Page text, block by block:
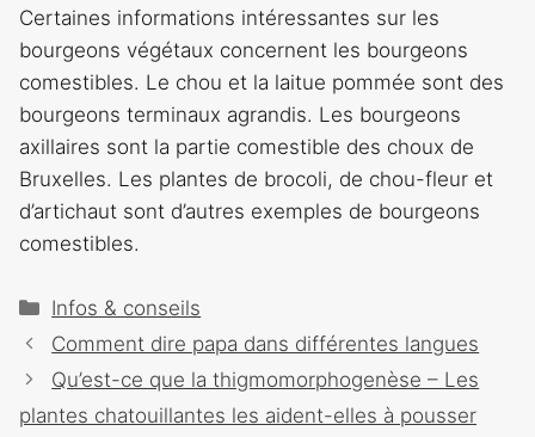
Certaines informations intéressantes sur les
bourgeons végétaux concernent les bourgeons
comestibles. Le chou et la laitue pommée sont des
bourgeons terminaux agrandis. Les bourgeons
axillaires sont la partie comestible des choux de
Bruxelles. Les plantes de brocoli, de chou-fleur et
d’artichaut sont d’autres exemples de bourgeons
comestibles.
Catégories
Infos & conseils
Navigation
des
Comment dire papa dans différentes langues
Qu’est-ce que la thigmomorphogenèse – Les
plantes chatouillantes les aident-elles à pousser